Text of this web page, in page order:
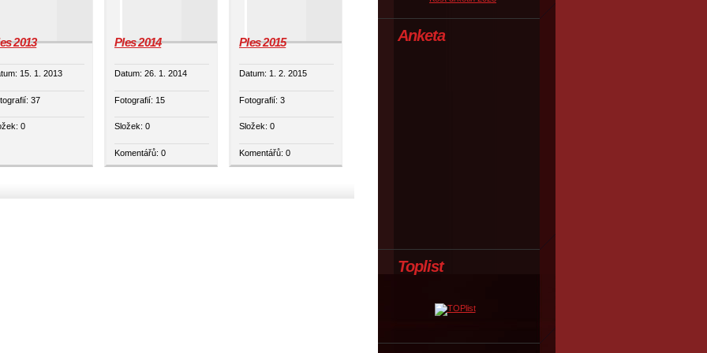
2013
15. 1. 2013
37
0
Ples 2014
Datum: 26. 1. 2014
Fotografií: 15
Složek: 0
Komentářů: 0
Ples 2015
Datum: 1. 2. 2015
Fotografií: 3
Složek: 0
Komentářů: 0
Anketa
Toplist